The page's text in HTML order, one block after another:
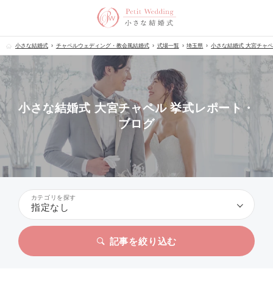
小さな結婚式 チャペルウェディング・教会風結婚式 式場一覧 埼玉県 小さな結婚式 大宮チャ
小さな結婚式 大宮チャペル 挙式レポート・
ブログ
カテゴリを探す
指定なし
記事を絞り込む